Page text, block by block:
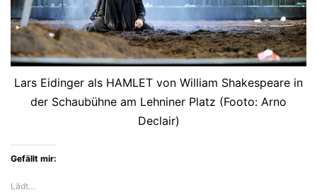
Lars Eidinger als HAMLET von William Shakespeare in
der Schaubühne am Lehniner Platz (Footo: Arno
Declair)
Gefällt mir:
Lädt…